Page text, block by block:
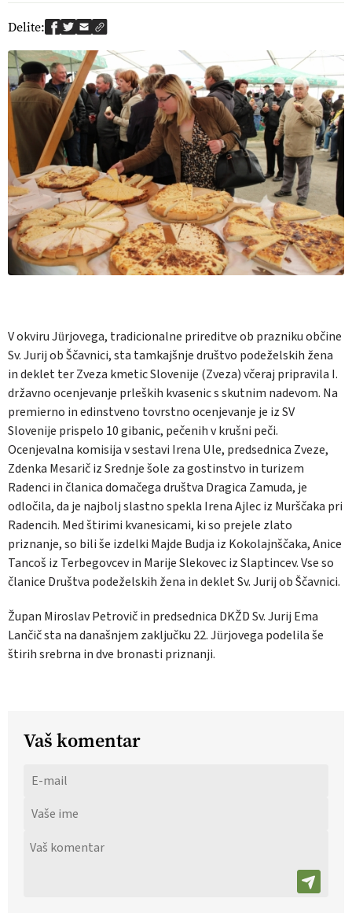
Delite:
V okviru Jürjovega, tradicionalne prireditve ob prazniku občine
Sv. Jurij ob Ščavnici, sta tamkajšnje društvo podeželskih žena
in deklet ter Zveza kmetic Slovenije (Zveza) včeraj pripravila I.
državno ocenjevanje prleških kvasenic s skutnim nadevom. Na
premierno in edinstveno tovrstno ocenjevanje je iz SV
Slovenije prispelo 10 gibanic, pečenih v krušni peči.
Ocenjevalna komisija v sestavi Irena Ule, predsednica Zveze,
Zdenka Mesarič iz Srednje šole za gostinstvo in turizem
Radenci in članica domačega društva Dragica Zamuda, je
odločila, da je najbolj slastno spekla Irena Ajlec iz Murščaka pri
Radencih. Med štirimi kvanesicami, ki so prejele zlato
priznanje, so bili še izdelki Majde Budja iz Kokolajnščaka, Anice
Tancoš iz Terbegovcev in Marije Slekovec iz Slaptincev. Vse so
članice Društva podeželskih žena in deklet Sv. Jurij ob Ščavnici.
Župan Miroslav Petrovič in predsednica DKŽD Sv. Jurij Ema
Lančič sta na današnjem zaključku 22. Jürjovega podelila še
štirih srebrna in dve bronasti priznanji.
Vaš komentar